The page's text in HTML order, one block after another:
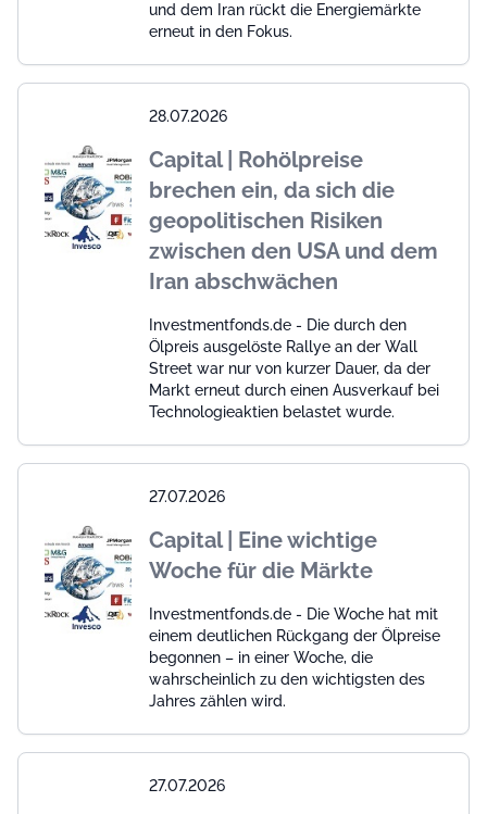
und dem Iran rückt die Energiemärkte
erneut in den Fokus.
28.07.2026
Capital | Rohölpreise
brechen ein, da sich die
geopolitischen Risiken
zwischen den USA und dem
Iran abschwächen
Investmentfonds.de - Die durch den
Ölpreis ausgelöste Rallye an der Wall
Street war nur von kurzer Dauer, da der
Markt erneut durch einen Ausverkauf bei
Technologieaktien belastet wurde.
27.07.2026
Capital | Eine wichtige
Woche für die Märkte
Investmentfonds.de - Die Woche hat mit
einem deutlichen Rückgang der Ölpreise
begonnen – in einer Woche, die
wahrscheinlich zu den wichtigsten des
Jahres zählen wird.
27.07.2026